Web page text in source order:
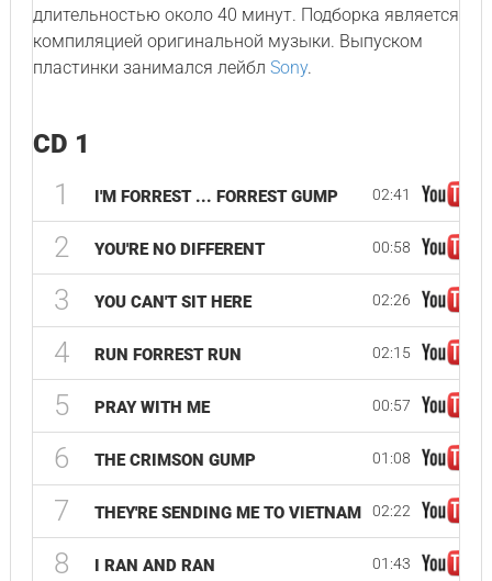
длительностью около 40 минут. Подборка является
компиляцией оригинальной музыки. Выпуском
пластинки занимался лейбл Sony.
CD 1
1 I'M FORREST ... FORREST GUMP 02:41
2 YOU'RE NO DIFFERENT 00:58
3 YOU CAN'T SIT HERE 02:26
4 RUN FORREST RUN 02:15
5 PRAY WITH ME 00:57
6 THE CRIMSON GUMP 01:08
7 THEY'RE SENDING ME TO VIETNAM 02:22
8 I RAN AND RAN 01:43